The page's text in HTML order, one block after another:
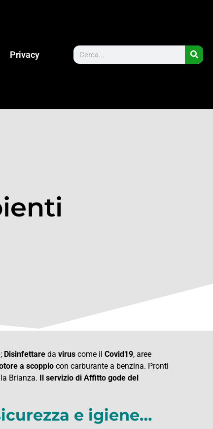
Privacy
; Disinfettare da virus come il Covid19, aree
a scoppio con carburante a benzina. Pronti
Brianza. Il servizio di Affitto gode del
e igiene…